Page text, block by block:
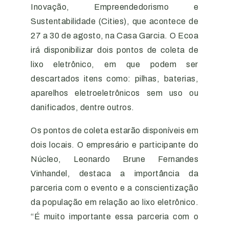
Inovação, Empreendedorismo e
Sustentabilidade (Cities), que acontece de
27 a 30 de agosto, na Casa Garcia. O Ecoa
irá disponibilizar dois pontos de coleta de
lixo eletrônico, em que podem ser
descartados itens como: pilhas, baterias,
aparelhos eletroeletrônicos sem uso ou
danificados, dentre outros.
Os pontos de coleta estarão disponíveis em
dois locais. O empresário e participante do
Núcleo, Leonardo Brune Fernandes
Vinhandel, destaca a importância da
parceria com o evento e a conscientização
da população em relação ao lixo eletrônico.
“É muito importante essa parceria com o